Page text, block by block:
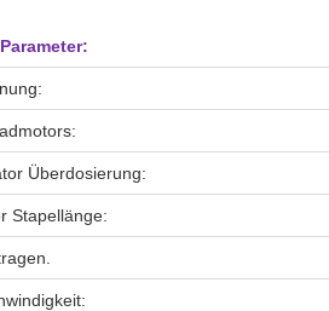
Überdosierung:
Stapellänge: